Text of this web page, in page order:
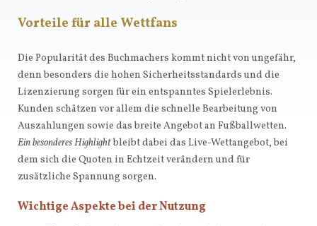
Vorteile für alle Wettfans
Die Popularität des Buchmachers kommt nicht von ungefähr,
denn besonders die hohen Sicherheitsstandards und die
Lizenzierung sorgen für ein entspanntes Spielerlebnis.
Kunden schätzen vor allem die schnelle Bearbeitung von
Auszahlungen sowie das breite Angebot an Fußballwetten.
Ein besonderes Highlightbleibt dabei das Live-Wettangebot, bei
dem sich die Quoten in Echtzeit verändern und für
zusätzliche Spannung sorgen.
Wichtige Aspekte bei der Nutzung